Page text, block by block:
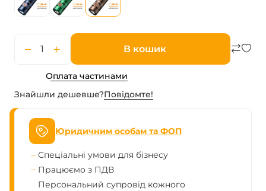
В кошик
Оплата частинами
Знайшли дешевше?Повiдомте!
Юридичним особам та ФОП
Спеціальні умови для бізнесу
Працюємо з ПДВ
Персональний супровід кожного